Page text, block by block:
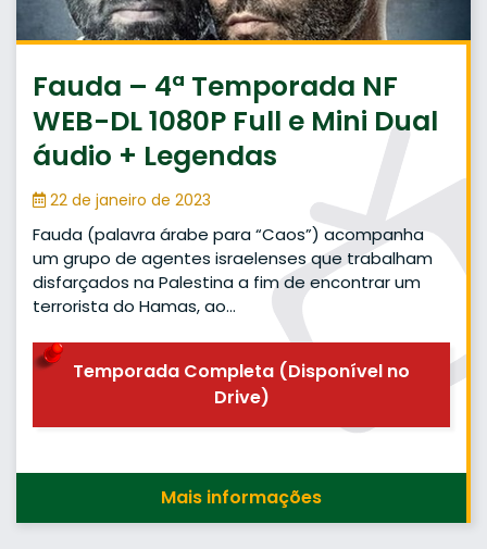
Fauda – 4ª Temporada NF
WEB-DL 1080P Full e Mini Dual
áudio + Legendas
22 de janeiro de 2023
Fauda (palavra árabe para “Caos”) acompanha
um grupo de agentes israelenses que trabalham
disfarçados na Palestina a fim de encontrar um
terrorista do Hamas, ao…
Temporada Completa (Disponível no
Drive)
Mais informações